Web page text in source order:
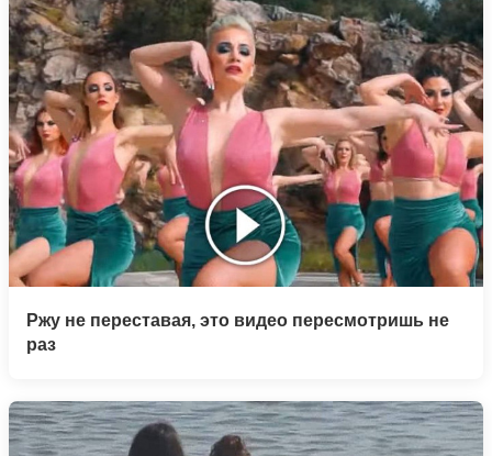
Ржу не переставая, это видео пересмотришь не
раз